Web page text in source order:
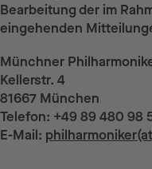
Bearbeitung der im
eingehenden
Münchner
Kellerstr. 4
81667 München
Telefon: +49 89 480 98
E-Mail: